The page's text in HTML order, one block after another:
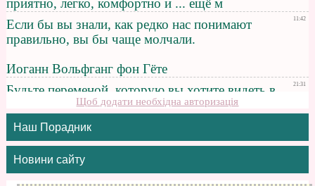
Щоб додати необхідна авторизація
Наш Порадник
Новини сайту